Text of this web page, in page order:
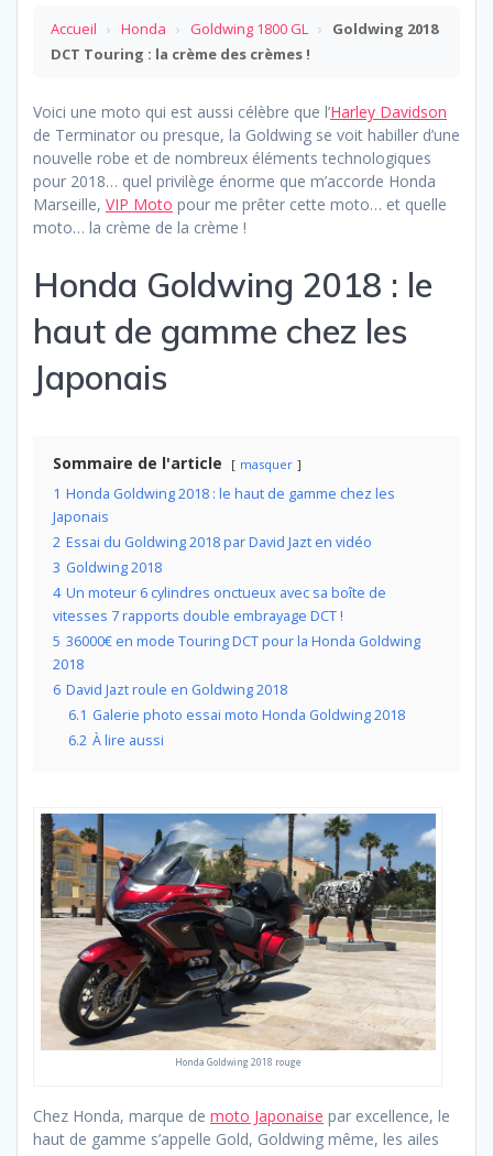
Accueil › Honda › Goldwing 1800 GL ›
Goldwing 2018
DCT Touring : la crème des crèmes !
Voici une moto qui est aussi célèbre que l’Harley Davidson
de Terminator ou presque, la Goldwing se voit habiller d’une
nouvelle robe et de nombreux éléments technologiques
pour 2018… quel privilège énorme que m’accorde Honda
Marseille, VIP Moto pour me prêter cette moto… et quelle
moto… la crème de la crème !
Honda Goldwing 2018 : le
haut de gamme chez les
Japonais
Sommaire de l'article masquer
1 Honda Goldwing 2018 : le haut de gamme chez les
Japonais
2 Essai du Goldwing 2018 par David Jazt en vidéo
3 Goldwing 2018
4 Un moteur 6 cylindres onctueux avec sa boîte de
vitesses 7 rapports double embrayage DCT !
5 36000€ en mode Touring DCT pour la Honda Goldwing
2018
6 David Jazt roule en Goldwing 2018
6.1 Galerie photo essai moto Honda Goldwing 2018
6.2 À lire aussi
Honda Goldwing 2018 rouge
Chez Honda, marque de moto Japonaise par excellence, le
haut de gamme s’appelle Gold, Goldwing même, les ailes